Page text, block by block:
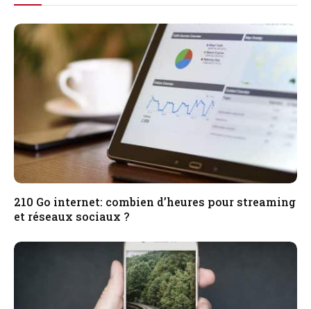
210 Go internet: combien d’heures pour streaming
et réseaux sociaux ?